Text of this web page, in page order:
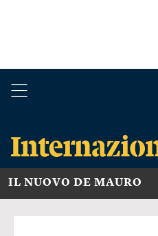
IL NUOVO DE MAURO